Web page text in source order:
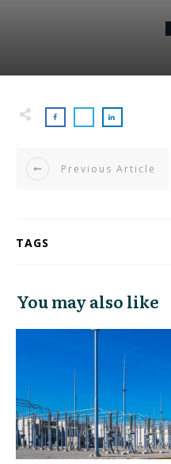
Previous Article
TAGS
You may also like